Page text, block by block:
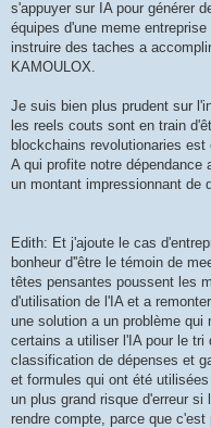
s'appuyer sur IA pour générer
équipes d'une meme
instruire des taches a
KAMOULOX.
Je suis bien plus prudent sur
les reels couts sont en train
blockchains revolutionaries est
A qui profite notre
un montant impressionnant de
Edith: Et j'ajoute le cas
bonheur d''être le témoin de
têtes pensantes poussent les
d'utilisation de l'IA et a
une solution a un problème
certains a utiliser l'IA pour le
classification de dépenses et
et formules qui ont été
un plus grand risque d'erreur
rendre compte, parce que